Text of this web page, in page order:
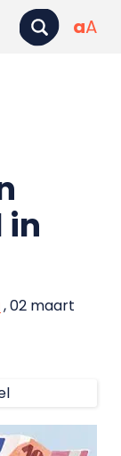
aA
in
, 02 maart